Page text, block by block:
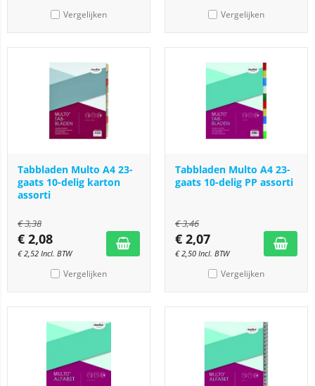
Vergelijken Vergelijken
Tabbladen Multo A4 23-
gaats 10-delig karton
assorti
€3,38
€ 2,08
€2,52 Incl. BTW
Vergelijken
Tabbladen Multo A4 23-
gaats 10-delig PP assorti
€3,46
€ 2,07
€2,50 Incl. BTW
Vergelijken